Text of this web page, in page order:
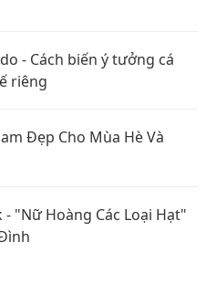
- Cách biến ý tưởng cá
riêng
Đẹp Cho Mùa Hè Và
"Nữ Hoàng Các Loại Hạt"